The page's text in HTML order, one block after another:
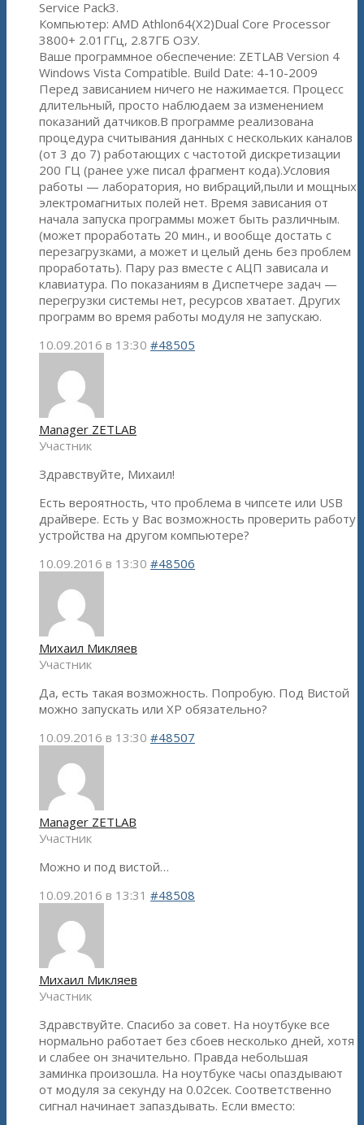
Service Pack3.
Компьютер: AMD Athlon64(X2)Dual Core Processor
3800+ 2.01ГГц, 2.87ГБ ОЗУ.
Ваше программное обеспечение: ZETLAB Version 4
Windows Vista Compatible. Build Date: 4-10-2009
Перед зависанием ничего не нажимается. Процесс
длительный, просто наблюдаем за изменением
показаний датчиков.В программе реализована
процедура считывания данных с нескольких каналов
(от 3 до 7) работающих с частотой дискретизации
200 ГЦ (ранее уже писал фрагмент кода).Условия
работы — лаборатория, но вибраций,пыли и мощных
электромагнитых полей нет. Время зависания от
начала запуска программы может быть различным.
(может проработать 20 мин., и вообще достать с
перезагрузками, а может и целый день без проблем
проработать). Пару раз вместе с АЦП зависала и
клавиатура. По показаниям в Диспетчере задач —
перегрузки системы нет, ресурсов хватает. Других
программ во время работы модуля не запускаю.
10.09.2016 в 13:30 #48505
Manager ZETLAB
Участник
Здравствуйте, Михаил!
Есть вероятность, что проблема в чипсете или USB
драйвере. Есть у Вас возможность проверить работу
устройства на другом компьютере?
10.09.2016 в 13:30 #48506
Михаил Микляев
Участник
Да, есть такая возможность. Попробую. Под Вистой
можно запускать или XP обязательно?
10.09.2016 в 13:30 #48507
Manager ZETLAB
Участник
Можно и под вистой…
10.09.2016 в 13:31 #48508
Михаил Микляев
Участник
Здравствуйте. Спасибо за совет. На ноутбуке все
нормально работает без сбоев несколько дней, хотя
и слабее он значительно. Правда небольшая
заминка произошла. На ноутбуке часы опаздывают
от модуля за секунду на 0.02сек. Соответственно
сигнал начинает запаздывать. Если вместо: